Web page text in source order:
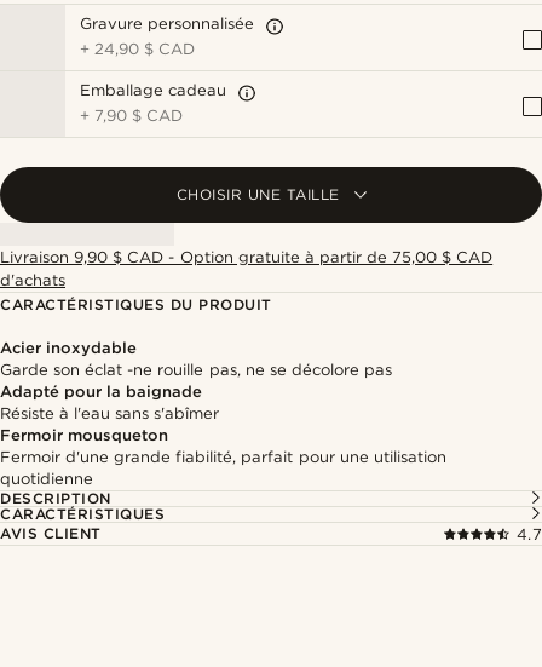
Gravure personnalisée
+24,90 $ CAD
Emballage cadeau
+ 7,90 $ CAD
CHOISIR UNE TAILLE
Livraison 9,90 $ CAD - Option gratuite à partir de 75,00 $ CAD
d'achats
CARACTÉRISTIQUES DU PRODUIT
Acier inoxydable
Garde son éclat -ne rouille pas, ne se décolore pas
Adapté pour la baignade
Résiste à l'eau sans s'abîmer
Fermoir mousqueton
Fermoir d'une grande fiabilité, parfait pour une utilisation
quotidienne
DESCRIPTION
CARACTÉRISTIQUES
AVIS CLIENT
4.7